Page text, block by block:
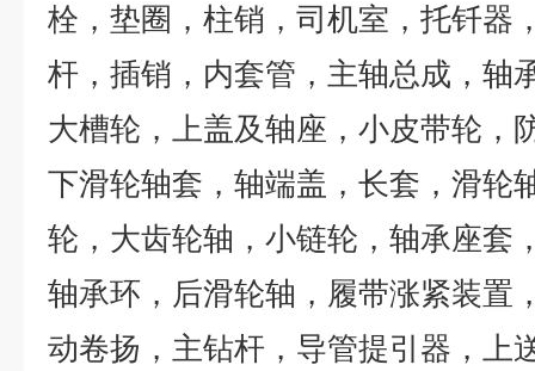
栓，垫圈，柱销，司机室，托钎器
杆，插销，内套管，主轴总成，轴
大槽轮，上盖及轴座，小皮带轮，
下滑轮轴套，轴端盖，长套，滑轮
轮，大齿轮轴，小链轮，轴承座套
轴承环，后滑轮轴，履带涨紧装置
动卷扬，主钻杆，导管提引器，上